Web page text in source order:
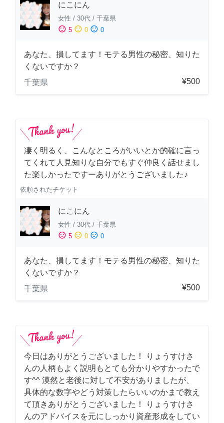
にこにん
女性 / 30代 / 千葉県
sentiment_satisfied 5 sentiment_neutral 0 sentiment_dissatisfied 0
あなた、損してます！モテる男性の秘密、知りた
くないですか？
千葉県
¥500
凄く明るく、こんなところがいいとか的確に言っ
てくれて人見知りな自分でもすぐ仲良く話せまし
た楽しかったですーありがとうございました♪
依頼されたチケット
にこにん
女性 / 30代 / 千葉県
sentiment_satisfied 5 sentiment_neutral 0 sentiment_dissatisfied 0
あなた、損してます！モテる男性の秘密、知りた
くないですか？
千葉県
¥500
今日はありがとうございました！ りょうすけさ
んの人柄もよく説明もとても分かりやすかったで
す^^ 漠然と老後に対して不安がありましたが、
具体的な数字やどう対策したらいいのかまで教え
て頂きありがとうございました！ りょうすけさ
んのアドバイスを元にしっかり資産形成をしてい